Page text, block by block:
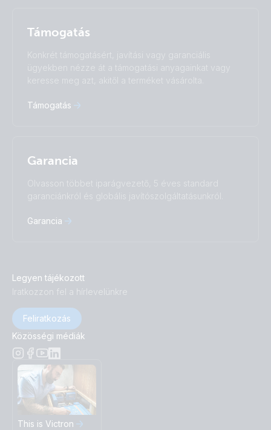
Suomalainen
Русский
Українська
中國人
Subscribe
Támogatás
Konkrét támogatásért, javítási vagy garanciális
ügyekben nézze át a támogatási anyagainkat vagy
keresse meg azt, akitől a terméket vásárolta.
Támogatás
Garancia
Olvasson többet iparágvezető, 5 éves standard
garanciánkról és globális javítószolgáltatásunkról.
Garancia
Legyen tájékozott
Iratkozzon fel a hírlevelünkre
Feliratkozás
Közösségi médiák
This is Victron